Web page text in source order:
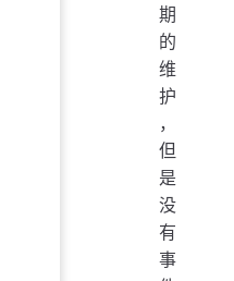
期
的
维
护
，
但
是
没
有
事